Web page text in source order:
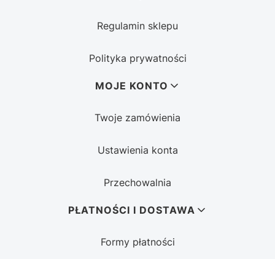
Regulamin sklepu
Polityka prywatności
MOJE KONTO
Twoje zamówienia
Ustawienia konta
Przechowalnia
PŁATNOŚCI I DOSTAWA
Formy płatności